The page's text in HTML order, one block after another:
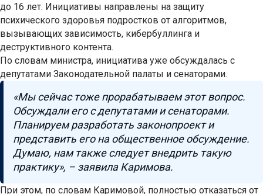
до 16 лет. Инициативы направлены на защиту
психического здоровья подростков от алгоритмов,
вызывающих зависимость, кибербуллинга и
деструктивного контента.
По словам министра, инициатива уже обсуждалась с
депутатами Законодательной палаты и сенаторами.
«Мы сейчас тоже прорабатываем этот вопрос.
Обсуждали его с депутатами и сенаторами.
Планируем разработать законопроект и
представить его на общественное обсуждение.
Думаю, нам также следует внедрить такую
практику», – заявила Каримова.
При этом, по словам Каримовой, полностью отказаться от